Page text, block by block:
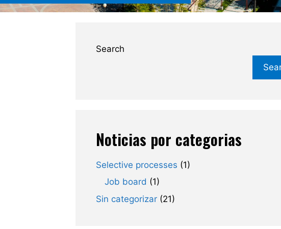
Search
Noticias por categorias
Selective processes (1)
Job board (1)
Sin categorizar(21)